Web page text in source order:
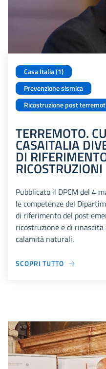
Casa Italia (1)
Prevenzione sismica
Ricostruzione post terremot
TERREMOTO.
CASAITALIA
DI
RICOSTRUZIONI
Pubblicato il DPCM del 4
le competenze del
di riferimento del post
ricostruzione e di
calamità naturali.
SCOPRI TUTTO